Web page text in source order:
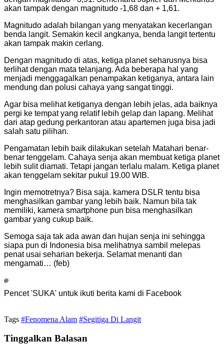
akan tampak dengan magnitudo -1,68 dan + 1,61.
Magnitudo adalah bilangan yang menyatakan kecerlangan
benda langit. Semakin kecil angkanya, benda langit tertentu
akan tampak makin cerlang.
Dengan magnitudo di atas, ketiga planet seharusnya bisa
terlihat dengan mata telanjang. Ada beberapa hal yang
menjadi menggagalkan penampakan ketiganya, antara lain
mendung dan polusi cahaya yang sangat tinggi.
Agar bisa melihat ketiganya dengan lebih jelas, ada baiknya
pergi ke tempat yang relatif lebih gelap dan lapang. Melihat
dari atap gedung perkantoran atau apartemen juga bisa jadi
salah satu pilihan.
Pengamatan lebih baik dilakukan setelah Matahari benar-
benar tenggelam. Cahaya senja akan membuat ketiga planet
lebih sulit diamati. Tetapi jangan terlalu malam. Ketiga planet
akan tenggelam sekitar pukul 19.00 WIB.
Ingin memotretnya? Bisa saja. kamera DSLR tentu bisa
menghasilkan gambar yang lebih baik. Namun bila tak
memiliki, kamera smartphone pun bisa menghasilkan
gambar yang cukup baik.
Semoga saja tak ada awan dan hujan senja ini sehingga
siapa pun di Indonesia bisa melihatnya sambil melepas
penat usai seharian bekerja. Selamat menanti dan
mengamati… (feb)
Pencet 'SUKA' untuk ikuti berita kami di Facebook
Tags #Fenomena Alam #Segitiga Di Langit
Tinggalkan Balasan